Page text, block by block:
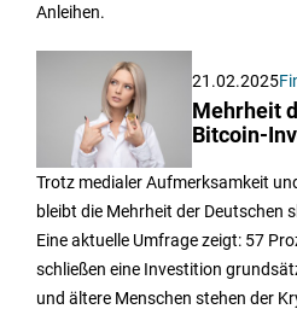
Anleihen.
21.02.2025
Mehrheit
Bitcoin-
Trotz medialer Aufmerksamkeit
bleibt die Mehrheit der Deutschen
Eine aktuelle Umfrage zeigt: 57
schließen eine Investition
und ältere Menschen stehen der